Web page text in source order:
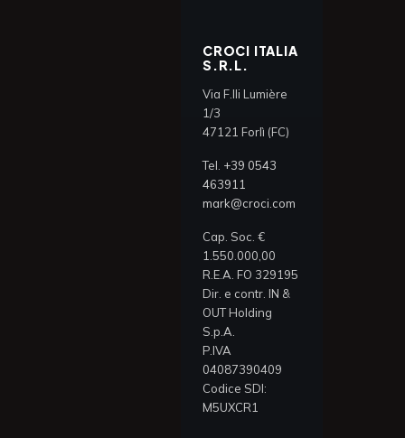
CROCI ITALIA
S.R.L.
Via F.lli Lumière
1/3
47121 Forlì (FC)
Tel. +39 0543
463911
mark@croci.com
Cap. Soc. €
1.550.000,00
R.E.A. FO 329195
Dir. e contr. IN &
OUT Holding
S.p.A.
P.IVA
04087390409
Codice SDI:
M5UXCR1